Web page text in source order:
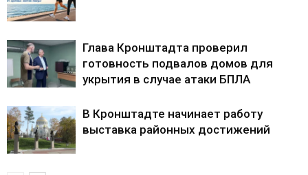
Глава Кронштадта проверил
готовность подвалов домов для
укрытия в случае атаки БПЛА
В Кронштадте начинает работу
выставка районных достижений